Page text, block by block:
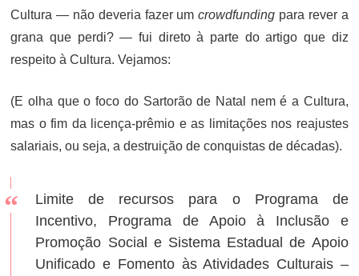
Cultura — não deveria fazer umcrowdfunding para rever a
grana que perdi? — fui direto à parte do artigo que diz
respeito à Cultura. Vejamos:
(E olha que o foco do Sartorão de Natal nem é a Cultura,
mas o fim da licença-prêmio e as limitações nos reajustes
salariais, ou seja, a destruição de conquistas de décadas).
Limite de recursos para o Programa de
Incentivo, Programa de Apoio à Inclusão e
Promoção Social e Sistema Estadual de Apoio
Unificado e Fomento às Atividades Culturais –